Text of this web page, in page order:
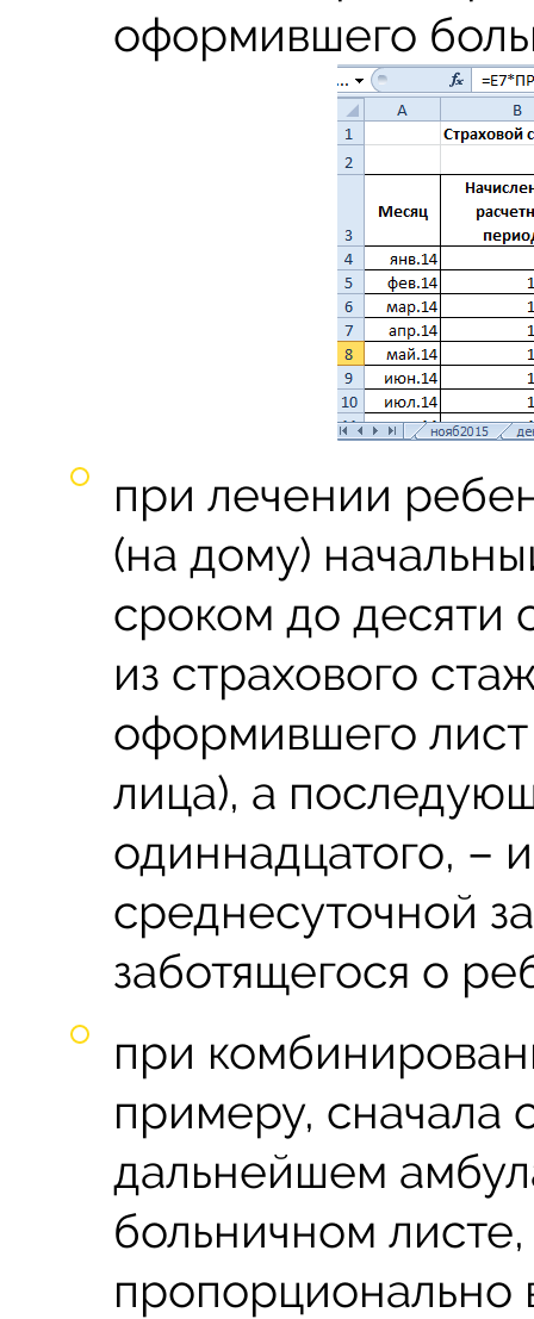
оформившего
при лечении
(на дому)
сроком до десяти
из страхового
оформившего
лица), а
одиннадцатого, –
среднесуточной
заботящегося о
при
примеру, сначала
дальнейшем
больничном